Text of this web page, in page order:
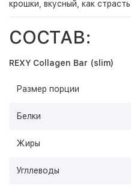
крошки, вкусный, как
СОСТАВ:
REXY Collagen Bar (slim)
Размер порции
Белки
Жиры
Угллеводы